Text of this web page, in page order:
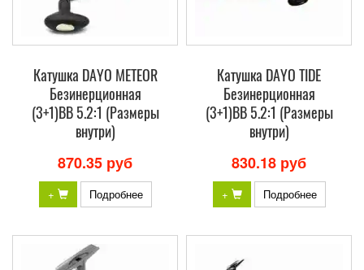
Катушка DAYO METEOR
Безинерционная
(3+1)BB 5.2:1 (Размеры
внутри)
870.35 руб
+ Подробнее
Катушка DAYO TIDE
Безинерционная
(3+1)BB 5.2:1 (Размеры
внутри)
830.18 руб
+ Подробнее